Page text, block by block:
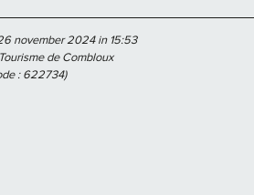
november 2024 in 15:53
de Combloux
:622734)